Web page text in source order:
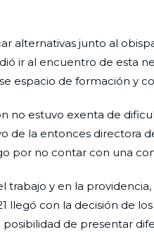
alternativas junto al
ir al encuentro de esta
espacio de formación y
no estuvo exenta de
de la entonces directora
por no contar con una
trabajo y en la
llegó con la decisión de
posibilidad de presentar